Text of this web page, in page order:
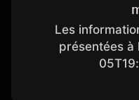
Les
présentées